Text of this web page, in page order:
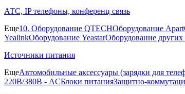
АТС, IP телефоны, конференц связь
Еще10. Оборудование QTECHОборудование Apart
YealinkОборудование YeastarОборудование других
Источники питания
ЕщеАвтомобильные аксессуары (зарядки для
220В/380В - ACБлоки питанияЗащитно-